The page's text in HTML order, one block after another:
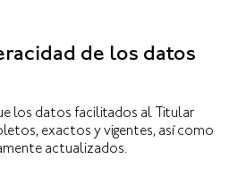
de los datos
los datos facilitados al Titular
exactos y vigentes, así como
actualizados.